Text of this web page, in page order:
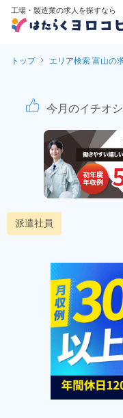
工場・製造業の求人を探すなら
トップ エリア検索 富山の
医療品の
今月のイチオ
派遣社員